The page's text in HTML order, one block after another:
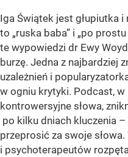
Iga Świątek jest głupiutka
to „ruska baba” i „po
te wypowiedzi dr Ewy
burzę. Jedna z najbardziej
uzależnień i
w ogniu krytyki. Podcast,
kontrowersyjne słowa,
po kilku dniach kluczenia
przeprosić za swoje
i psychoterapeutów